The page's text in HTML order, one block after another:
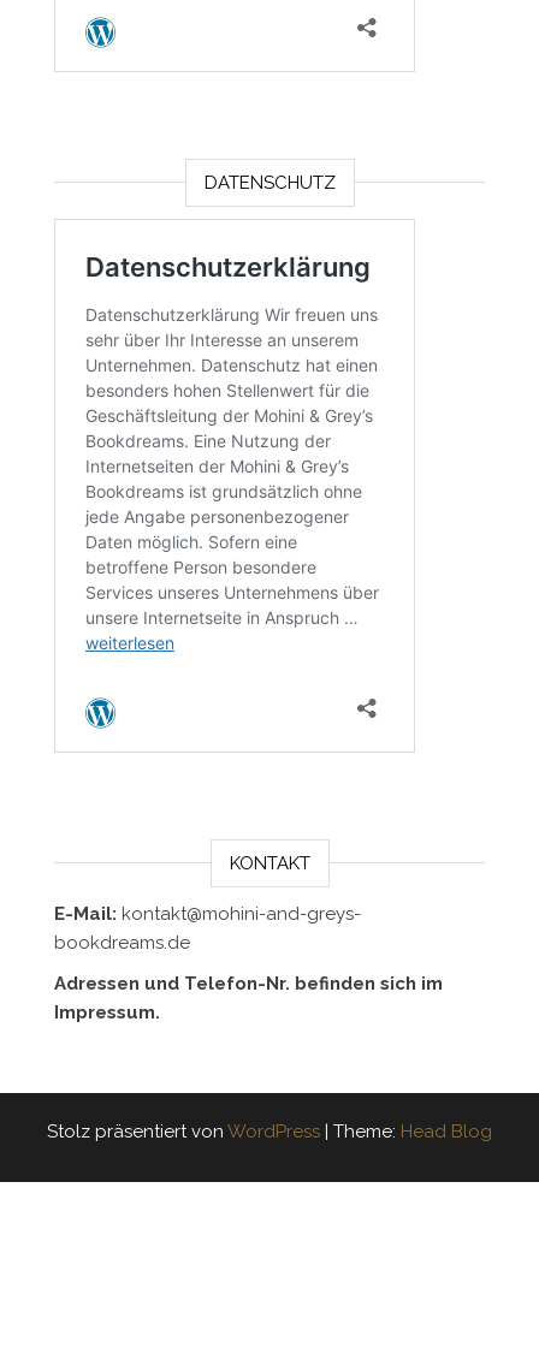
DATENSCHUTZ
KONTAKT
E-Mail: kontakt@mohini-and-greys-
bookdreams.de
Adressen und Telefon-Nr. befinden sich im
Impressum.
Stolz präsentiert von WordPress | Theme: Head Blog